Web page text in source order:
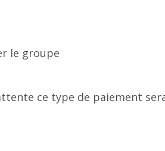
le groupe
ce type de paiement